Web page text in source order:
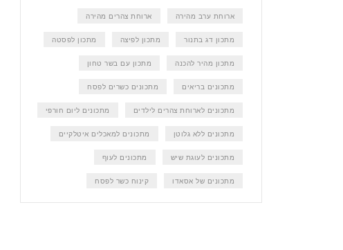
ארוחת ערב מהירה ארוחת צהרים מהירה
מתכון דג בתנור מתכון לפיצה מתכון לפסטה
מתכון מהיר להכנה מתכון עם בשר טחון
מתכונים בריאים מתכונים כשרים לפסח
מתכונים לארוחת צהרים לילדים מתכונים ליום חורפי
מתכונים ללא גלוטן מתכונים למאכלים איטלקיים
מתכונים לעוגת שיש מתכונים לעוף
מתכונים של אסאדו קינוח כשר לפסח